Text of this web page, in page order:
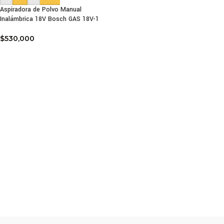
Aspiradora de Polvo Manual
Inalámbrica 18V Bosch GAS 18V-1
$530,000